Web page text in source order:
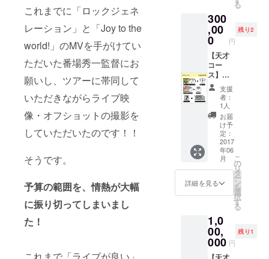
これまでに「ロックジェネ
レーション」と「Joy to the
world!」のMVを手がけてい
ただいた番場秀一監督にお
願いし、ツアーに帯同して
いただきながらライブ映
像・オフショットの撮影を
していただいたのです！！
そうです。
予算の範囲を、情熱が大幅
に振り切ってしまいまし
た！
R） ワ
ンダフ
ルボー
イズ
3rd
AL「ロ
ック
ロック
ロック
ジェネ
レー
ショ
ン」 サ
ンデー
ブロマ
イド 天
才プリ
マご招
待
（06/20
TORAN
OMON
LOUNG
E）
る
300
,00
0 円
残り2
【天才
コー
ス】
3rd
AL「ロ
ミオと
ジュリ
エッ
ト」サ
イン入
り 古今
東西！
天才天
才天才
MC集～
（CD-
ンダフ
ルボー
イズ
3rd
支援
者：
1人
お届
け予
定：
2017
年06
月
詳細を見る
こ
の
リ
タ
ー
ン
を
選
択
す
る
1,0
00,
000 円
残り1